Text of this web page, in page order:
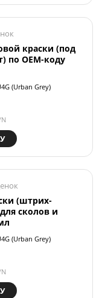
краски (под
по OEM-коду
(Urban Grey)
(штрих-
сколов и
(Urban Grey)